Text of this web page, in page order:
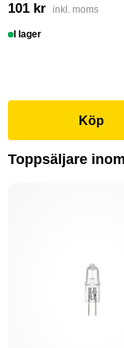
101 kr inkl. moms
I lager
Köp
Toppsäljare